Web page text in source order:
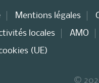
Mentions légales
locales AMO
(UE)
©